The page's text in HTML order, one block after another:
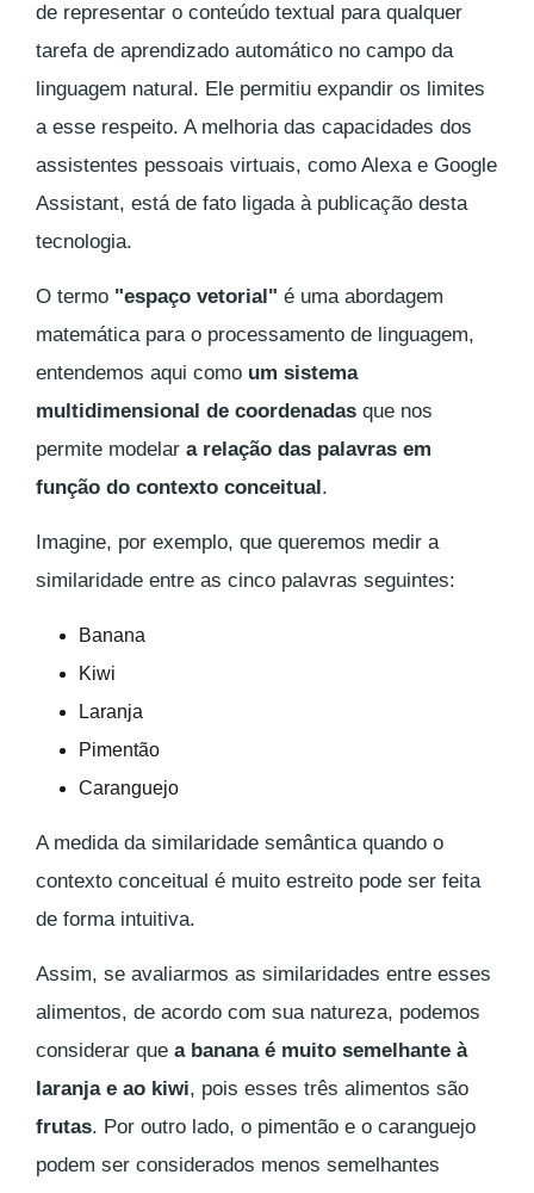
de representar o conteúdo textual para qualquer
tarefa de aprendizado automático no campo da
linguagem natural. Ele permitiu expandir os limites
a esse respeito. A melhoria das capacidades dos
assistentes pessoais virtuais, como Alexa e Google
Assistant, está de fato ligada à publicação desta
tecnologia.
O termo "espaço vetorial" é uma abordagem
matemática para o processamento de linguagem,
entendemos aqui como um sistema
multidimensional de coordenadas que nos
permite modelar a relação das palavras em
função do contexto conceitual.
Imagine, por exemplo, que queremos medir a
similaridade entre as cinco palavras seguintes:
Banana
Kiwi
Laranja
Pimentão
Caranguejo
A medida da similaridade semântica quando o
contexto conceitual é muito estreito pode ser feita
de forma intuitiva.
Assim, se avaliarmos as similaridades entre esses
alimentos, de acordo com sua natureza, podemos
considerar que a banana é muito semelhante à
laranja e ao kiwi, pois esses três alimentos são
frutas. Por outro lado, o pimentão e o caranguejo
podem ser considerados menos semelhantes